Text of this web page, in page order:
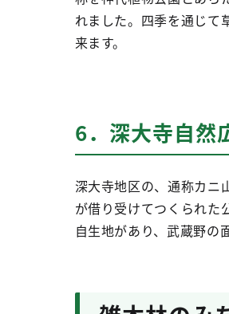
れました。四季を通じて
来ます。
6．深大寺自然
深大寺地区の、通称カニ
が借り受けてつくられた
自生地があり、武蔵野の